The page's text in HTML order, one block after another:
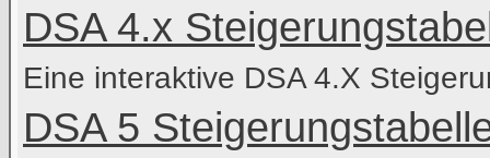
DSA 4.x
Eine interaktive DSA 4.X
DSA 5